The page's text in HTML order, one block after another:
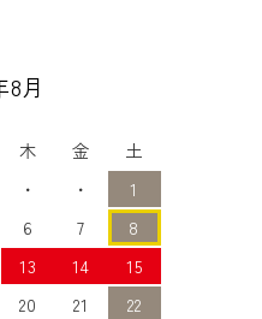
8月
木 金
土
・ ・
1
6 7
8
13 14
15
20 21
22